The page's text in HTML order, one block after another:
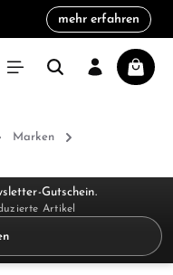
mehr erfahren
Marken
Gutschein.
Artikel